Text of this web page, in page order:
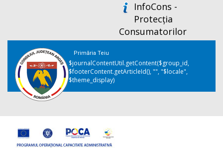
InfoCons -
Protecția
Consumatorilor
Primăria Teiu
$journalContentUtil.getContent($group_id,
$footerContent.getArticleId(), "", "$locale",
$theme_display)